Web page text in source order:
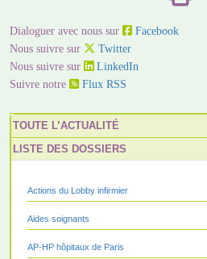
Dialoguer avec nous sur
Facebook
Nous suivre sur
Twitter
Nous suivre sur
LinkedIn
Suivre notre
Flux RSS
TOUTE L’ACTUALITÉ
LISTE DES DOSSIERS
Actions du Lobby infirmier
Aides soignants
AP-HP hôpitaux de Paris